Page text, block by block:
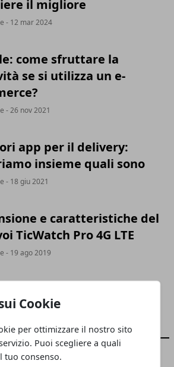
Cookie
per ottimizzare il nostro sito
Puoi scegliere a quali
tuo consenso.
il migliore
- 12 mar 2024
come sfruttare la
se si utilizza un e-
- 26 nov 2021
app per il delivery:
insieme quali sono
- 18 giu 2021
e caratteristiche del
TicWatch Pro 4G LTE
- 19 ago 2019